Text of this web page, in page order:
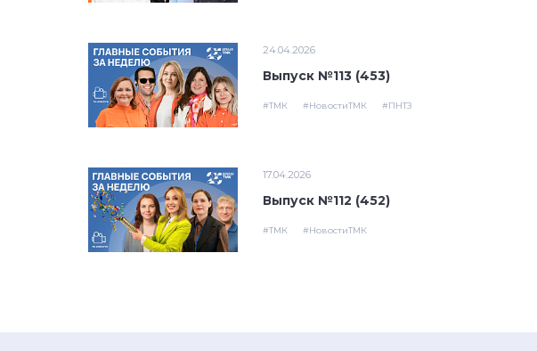
24.04.2026
Выпуск №113 (453)
#ТМК #НовостиТМК #ПНТЗ
17.04.2026
Выпуск №112 (452)
#ТМК #НовостиТМК